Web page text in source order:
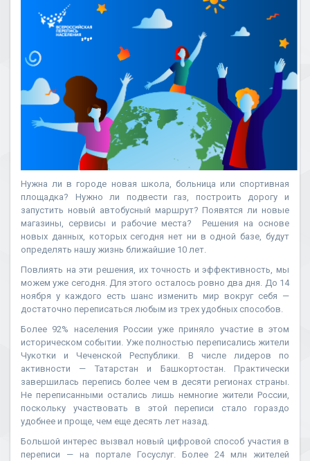
Нужна ли в городе новая школа, больница или спортивная
площадка? Нужно ли подвести газ, построить дорогу и
запустить новый автобусный маршрут? Появятся ли новые
магазины, сервисы и рабочие места? Решения на основе
новых данных, которых сегодня нет ни в одной базе, будут
определять нашу жизнь ближайшие 10 лет.
Повлиять на эти решения, их точность и эффективность, мы
можем уже сегодня. Для этого осталось ровно два дня. До 14
ноября у каждого есть шанс изменить мир вокруг себя —
достаточно переписаться любым из трех удобных способов.
Более 92% населения России уже приняло участие в этом
историческом событии. Уже полностью переписались жители
Чукотки и Чеченской Республики. В числе лидеров по
активности — Татарстан и Башкортостан. Практически
завершилась перепись более чем в десяти регионах страны.
Не переписанными остались лишь немногие жители России,
поскольку участвовать в этой переписи стало гораздо
удобнее и проще, чем еще десять лет назад.
Большой интерес вызвал новый цифровой способ участия в
переписи — на портале Госуслуг. Более 24 млн жителей